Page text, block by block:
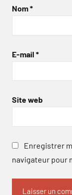
Nom*
E-mail *
Site web
Enregistrer
navigateur pour